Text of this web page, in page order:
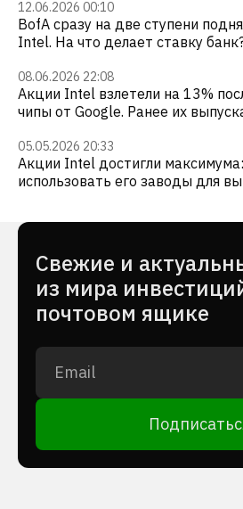
12.06.2026 00:10
BofA сразу на две ступени
Intel. На что делает ставку
08.06.2026 22:08
Акции Intel взлетели на 13%
чипы от Google. Ранее их
05.05.2026 20:33
Акции Intel достигли
использовать его заводы для
Cвежие и
из мира
почтовом ящике